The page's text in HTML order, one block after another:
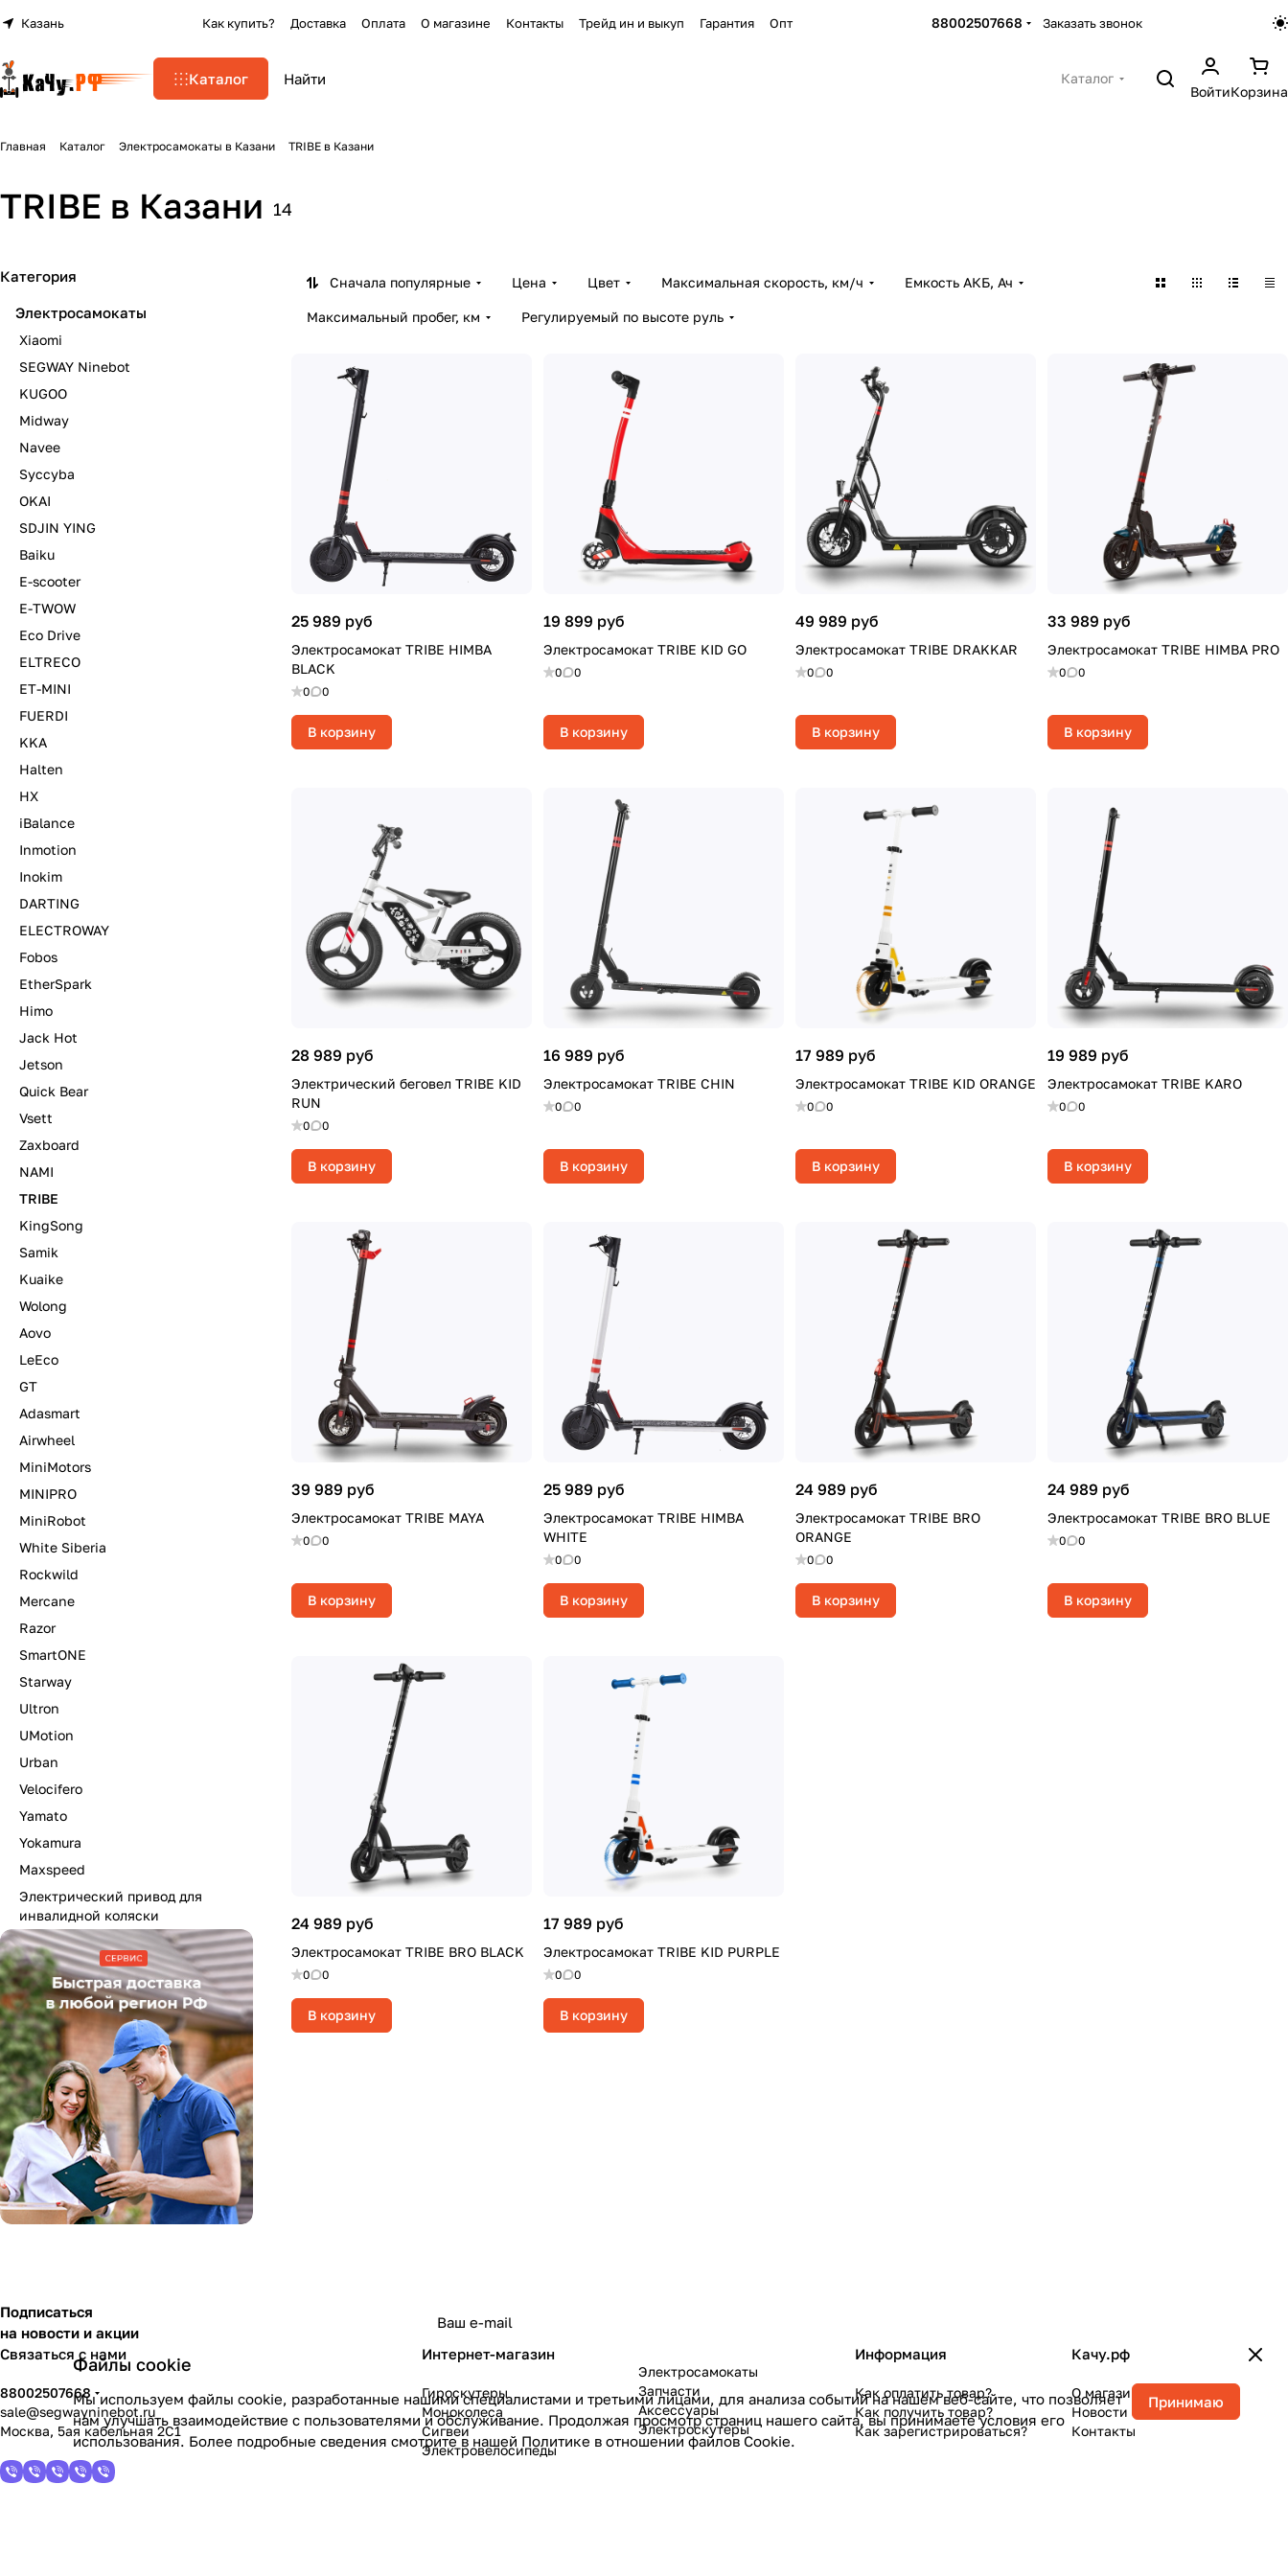
Казань Как купить? Доставка Оплата О магазине Контакты Трейд ин и выкуп Гарантия Опт 88002507668 Заказать звонок
Каталог
Каталог
ВойтиКорзина
Главная Каталог Электросамокаты в Казани TRIBE в Казани
TRIBE в Казани 14
Сначала популярные Цена Цвет Максимальная скорость, км/ч Емкость АКБ, Ач
Максимальный пробег, км Регулируемый по высоте руль
25 989 руб
Электросамокат TRIBE HIMBA
BLACK
0 0
В корзину
19 899 руб
Электросамокат TRIBE KID GO
0 0
В корзину
49 989 руб
Электросамокат TRIBE DRAKKAR
0 0
В корзину
33 989 руб
Электросамокат TRIBE HIMBA PRO
0 0
В корзину
28 989 руб
Электрический беговел TRIBE KID
RUN
0 0
В корзину
16 989 руб
Электросамокат TRIBE CHIN
0 0
В корзину
17 989 руб
Электросамокат TRIBE KID ORANGE
0 0
В корзину
19 989 руб
Электросамокат TRIBE KARO
0 0
В корзину
39 989 руб
Электросамокат TRIBE MAYA
0 0
В корзину
25 989 руб
Электросамокат TRIBE HIMBA
WHITE
0 0
В корзину
24 989 руб
Электросамокат TRIBE BRO
ORANGE
0 0
В корзину
24 989 руб
Электросамокат TRIBE BRO BLUE
0 0
В корзину
24 989 руб
Электросамокат TRIBE BRO BLACK
0 0
В корзину
17 989 руб
Электросамокат TRIBE KID PURPLE
0 0
В корзину
Категория
Электросамокаты
Xiaomi
SEGWAY Ninebot
KUGOO
Midway
Navee
Syccyba
OKAI
SDJIN YING
Baiku
E-scooter
E-TWOW
Eco Drive
ELTRECO
ET-MINI
FUERDI
KKA
Halten
HX
iBalance
Inmotion
Inokim
DARTING
ELECTROWAY
Fobos
EtherSpark
Himo
Jack Hot
Jetson
Quick Bear
Vsett
Zaxboard
NAMI
TRIBE
KingSong
Samik
Kuaike
Wolong
Aovo
LeEco
GT
Adasmart
Airwheel
MiniMotors
MINIPRO
MiniRobot
White Siberia
Rockwild
Mercane
Razor
SmartONE
Starway
Ultron
UMotion
Urban
Velocifero
Yamato
Yokamura
Maxspeed
Электрический привод для
инвалидной коляски
Подписаться
на новости и акции
Связаться с нами
88002507668
sale@segwayninebot.ru
Москва, 5ая кабельная 2С1
Интернет-магазин
Гироскутеры
Моноколеса
Сигвеи
Электровелосипеды
Электросамокаты
Запчасти
Аксессуары
Электроскутеры
Информация
Как оплатить товар?
Как получить товар?
Как зарегистрироваться?
Качу.рф
О магазине
Новости
Контакты
Файлы cookie
Мы используем файлы cookie, разработанные нашими специалистами и третьими лицами, для анализа событий на нашем веб-сайте, что позволяет
нам улучшать взаимодействие с пользователями и обслуживание. Продолжая просмотр страниц нашего сайта, вы принимаете условия его
использования. Более подробные сведения смотрите в нашей Политике в отношении файлов Cookie.
Принимаю